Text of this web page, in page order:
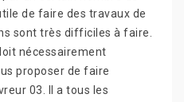
de faire des travaux de
sont très difficiles à faire.
nécessairement
proposer de faire
03. Il a tous les